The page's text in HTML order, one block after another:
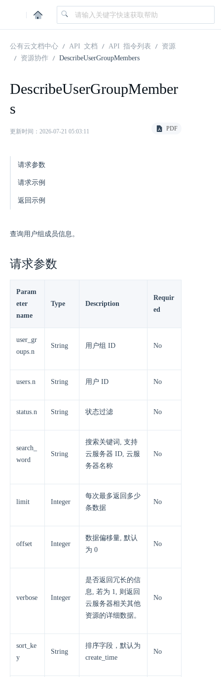
|
公有云文档中心 API 文档 API 指令列表
资源
资源协作
DescribeUserGroupMembers
DescribeUserGroupMember
s
更新时间：2026-07-21 05:03:11 PDF
请求参数
请求示例
返回示例
查询用户组成员信息。
请求参数
Param
eter
name
Type Description
Requir
ed
user_gr
oups.n
String 用户组 ID No
users.n String 用户 ID No
status.n String 状态过滤 No
search_
word
String
搜索关键词, 支持
云服务器 ID, 云服
务器名称
No
limit Integer
每次最多返回多少
条数据
No
offset Integer
数据偏移量, 默认
为 0
No
verbose Integer
是否返回冗长的信
息, 若为 1, 则返回
云服务器相关其他
资源的详细数据。
No
sort_ke
y
String
排序字段，默认为
create_time
No